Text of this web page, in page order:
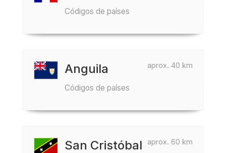
Códigos de países
aprox. 40 km
Anguila
Códigos de países
aprox. 60 km
San Cristóbal